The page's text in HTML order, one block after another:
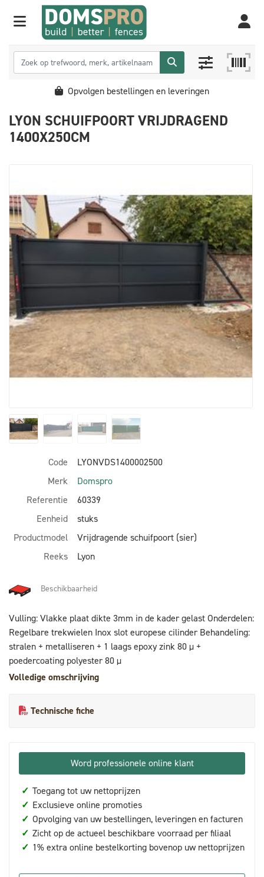
Opvolgen bestellingen en leveringen
LYON SCHUIFPOORT VRIJDRAGEND
1400X250CM
Code
LYONVDS1400002500
Merk
Domspro
Referentie
60339
Eenheid
stuks
Productmodel
Vrijdragende schuifpoort (sier)
Reeks
Lyon
Beschikbaarheid
Vulling: Vlakke plaat dikte 3mm in de kader gelast Onderdelen:
Regelbare trekwielen Inox slot europese cilinder Behandeling:
stralen + metalliseren + 1 laags epoxy zink 80 µ +
poedercoating polyester 80 µ
Volledige omschrijving
Technische fiche
Word professionele online klant
✓ Toegang tot uw nettoprijzen
✓ Exclusieve online promoties
✓ Opvolging van uw bestellingen, leveringen en facturen
✓ Zicht op de actueel beschikbare voorraad per filiaal
✓ 1% extra online bestelkorting bovenop uw nettoprijzen